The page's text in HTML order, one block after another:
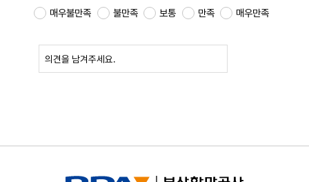
매우불만족 불만족 보통 만족 매우만족